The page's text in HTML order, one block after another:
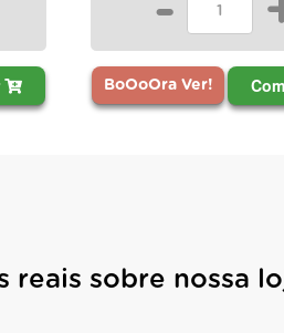
Comprar BoOoOra Ver!
reais sobre nossa